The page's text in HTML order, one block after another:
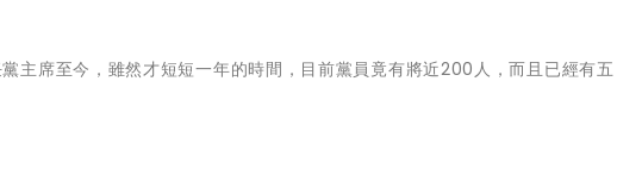
主席至今，雖然才短短一年的時間，目前黨員竟有將近200人，而且已經有五